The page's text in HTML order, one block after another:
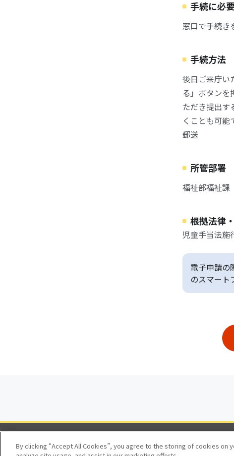
手続に必
窓口で手続き
手続方法
後日ご来庁い
る」ボタンを
ただき提出す
くことも可能
郵送
所管部署
福祉部福祉課
根拠法律
児童手当法施
電子申請の
のスマート
By clicking “Accept All Cookies”, you agree to the storing of cookies on